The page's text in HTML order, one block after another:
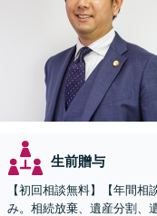
生前贈与
【初回相談無料】【年間
み。相続放棄、遺産分割、